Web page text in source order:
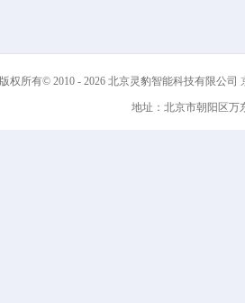
版权所有© 2010 - 2026 北京灵豹智能科技有限公司
地址：北京市朝阳区万